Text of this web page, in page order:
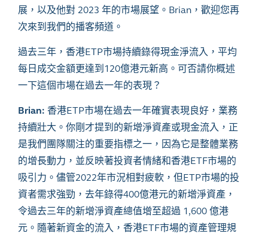
展，以及他對 2023 年的市場展望。 Brian ，歡迎您再
次來到我們的播客頻道。
過去三年，香港ETP市場持續錄得現金淨流入，平均
每日成交金額更達到 120億港元新高。可否請你概述
一下這個市場在過去一年的表現？
Brian: 香港ETP市場在過去一年確實表現良好，業務
持續壯大。你剛才提到的新增淨資產或現金流入，正
是我們團隊關注的重要指標之一，因為它是整體業務
的增長動力，並反映著投資者情緒和香港ETF市場的
吸引力。儘管2022年市況相對疲軟，但ETP市場的投
資者需求強勁，去年錄得400億港元的新增淨資產，
令過去三年的新增淨資產總值增至超過 1,600 億港
元。隨著新資金的流入，香港ETF市場的資產管理規